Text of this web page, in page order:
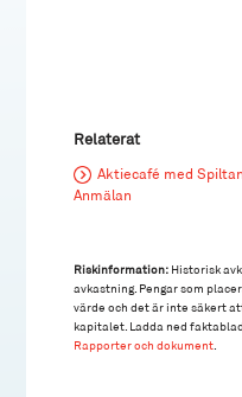
Relaterat
Aktiecafé med
Anmälan
Riskinformation: Historisk
avkastning. Pengar som
värde och det är inte säkert
kapitalet. Ladda ned
Rapporter och dokument